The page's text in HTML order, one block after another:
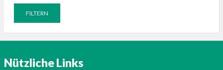
Nützliche Links